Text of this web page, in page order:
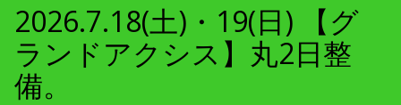
2026.7.18(土)・19(日) 【グ
ランドアクシス】丸2日整
備。